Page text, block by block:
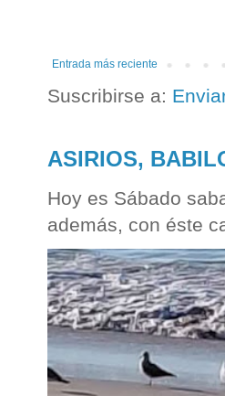
Entrada más reciente
Suscribirse a:
ASIRIOS,
Hoy es Sábado
además, con éste